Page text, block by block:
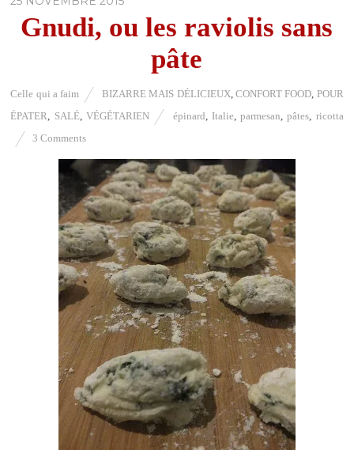
Gnudi, ou les raviolis sans
pâte
Celle qui a faim BIZARRE MAIS DÉLICIEUX CONFORT FOOD POUR
ÉPATER
SALÉ, VÉGÉTARIEN épinard Italie ,parmesan ,pâtes ricotta
3 Comments